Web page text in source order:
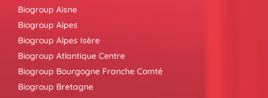
Biogroup Aisne
Biogroup Alpes
Biogroup Alpes Isère
Biogroup Atlantique Centre
Biogroup Bourgogne Franche Comté
Biogroup Bretagne